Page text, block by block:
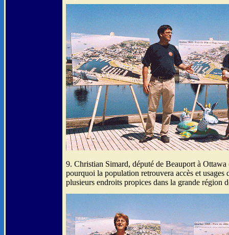
9. Christian Simard, député de Beauport à
pourquoi la population retrouvera accès et usages
plusieurs endroits propices dans la grande région